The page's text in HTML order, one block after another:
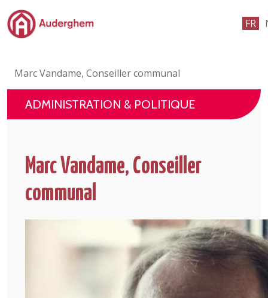
Passer au contenu principal FR
Événements et vie associative
eGuichet
En 1 clic
Marc Vandame, Conseiller communal
ADMINISTRATION & POLITIQUE
Marc Vandame, Conseiller
communal